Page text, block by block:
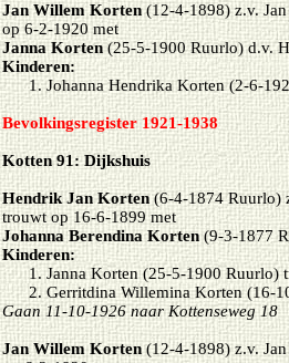
Jan Willem Korten(12-4-1898) z.v.
op 6-2-1920 met
Janna Korten (25-5-1900 Ruurlo) d.v.
Kinderen:
Johanna Hendrika Korten (2-6-
Bevolkingsregister 1921-1938
Kotten 91: Dijkshuis
Hendrik Jan Korten(6-4-1874 Ruurlo)
trouwt op 16-6-1899 met
Johanna Berendina Korten (9-3-1877
Kinderen:
Janna Korten (25-5-1900 Ruurlo)
Gerritdina Willemina Korten (16-
Gaan 11-10-1926 naar Kottenseweg 18
Jan Willem Korten(12-4-1898) z.v.